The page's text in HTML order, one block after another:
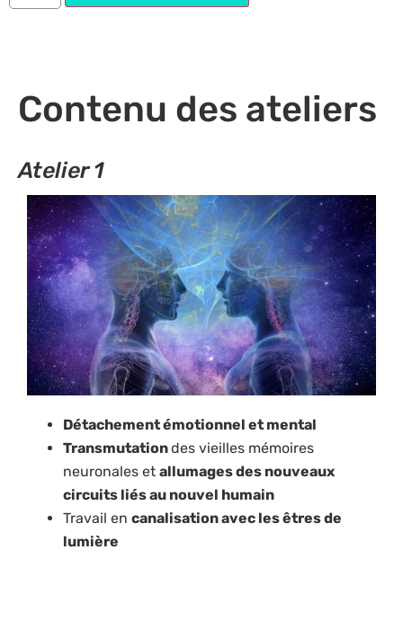
Contenu des ateliers
Atelier 1
Détachement émotionnel et mental
Transmutationdes vieilles mémoires
neuronales et allumages des nouveaux
circuits liés au nouvel humain
Travail en canalisation avec les êtres de
lumière